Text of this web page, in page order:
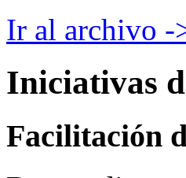
Ir al archivo -
Iniciativas
Facilitación